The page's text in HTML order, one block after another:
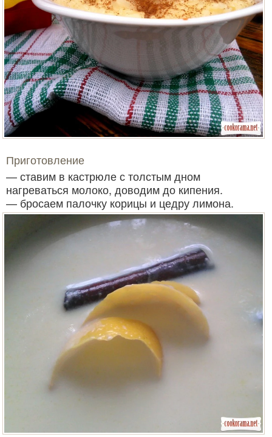
Приготовление
— ставим в кастрюле с толстым дном
нагреваться молоко, доводим до кипения.
— бросаем палочку корицы и цедру лимона.